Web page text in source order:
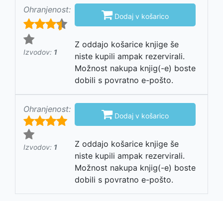
Ohranjenost:
Izvodov: 1
 Dodaj v košarico
Z oddajo košarice knjige še
niste kupili ampak rezervirali.
Možnost nakupa knjig(-e) boste
dobili s povratno e-pošto.
Ohranjenost:
Izvodov: 1
 Dodaj v košarico
Z oddajo košarice knjige še
niste kupili ampak rezervirali.
Možnost nakupa knjig(-e) boste
dobili s povratno e-pošto.